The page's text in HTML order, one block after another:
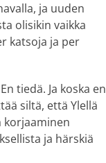
ja uuden
olisikin vaikka
katsoja ja per
tiedä. Ja koska en
siltä, että Ylellä
korjaaminen
ja härskiä